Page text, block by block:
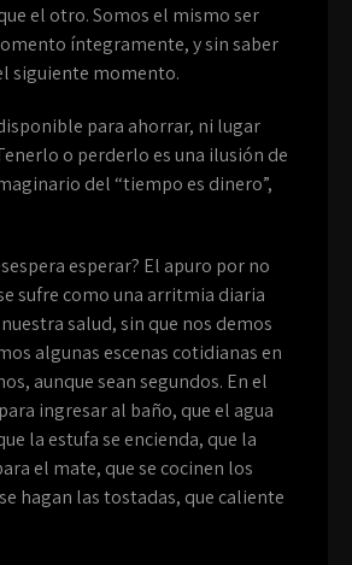
el otro. Somos el mismo ser
íntegramente, y sin saber
siguiente momento.
para ahorrar, ni lugar
o perderlo es una ilusión de
del “tiempo es dinero”,
esperar? El apuro por no
sufre como una arritmia diaria
salud, sin que nos demos
algunas escenas cotidianas en
aunque sean segundos. En el
ingresar al baño, que el agua
la estufa se encienda, que la
el mate, que se cocinen los
hagan las tostadas, que caliente